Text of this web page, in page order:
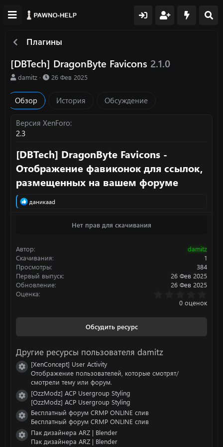
Плагины
[DBTech] DragonByte Favicons 2.1.0
А
т
о
damitz
Д
о
н
и
26 Фев 2025
Обзор История Обсуждение
Версия XenForo
2.3
[DBTech] DragonByte Favicons -
Отображение фавиконок для ссылок,
размещенных на вашем форуме​
Р
и
:
даникaad
Нет прав для скачивания
Автор
damitz
Скачивания
1
Просмотры
384
Первый выпуск
26 Фев 2025
Обновление
26 Фев 2025
Оценка
.
0
0 оценок
Обсудить ресурс
Другие ресурсы пользователя damitz
Иконка ресурса
[XenConcept] User Activity
Отображение пользователей, которые смотрят/
смотрели тему или форум.
Иконка ресурса
[OzzModz] ACP Usergroup Styling
[OzzModz] ACP Usergroup Styling
Иконка ресурса
Бесплатный форум CRMP ONLINE слив
Бесплатный форум CRMP ONLINE слив
Иконка ресурса
Пак дизайнера ARZ | Blender
Пак дизайнера ARZ | Blender